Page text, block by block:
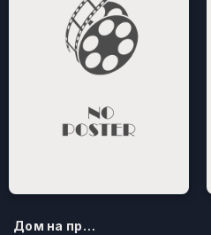
Дом на проклятом холме